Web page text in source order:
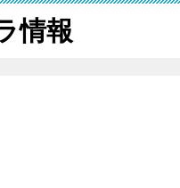
情報